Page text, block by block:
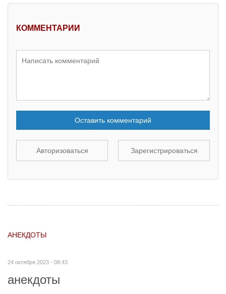
КОММЕНТАРИИ
Оставить комментарий
Авторизоваться Зарегистрироваться
АНЕКДОТЫ
24 октября 2023 - 08:43
анекдоты